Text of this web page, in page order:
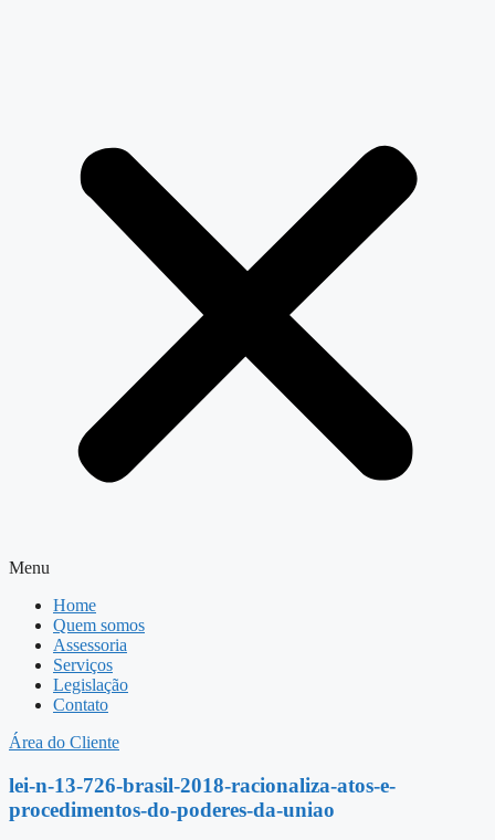
Menu
Home
Quem somos
Assessoria
Serviços
Legislação
Contato
Área do Cliente
lei-n-13-726-brasil-2018-racionaliza-atos-e-
procedimentos-do-poderes-da-uniao